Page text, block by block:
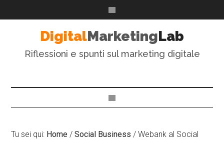
DigitalMarketingLab
Riflessioni e spunti sul marketing digitale
Tu sei qui: Home / Social Business / Webank al Social